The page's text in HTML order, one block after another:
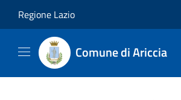
Regione Lazio
Comune di Ariccia